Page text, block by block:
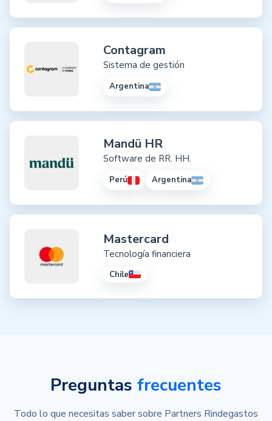
Argentina
Contagram
Sistema de gestión
Perú Argentina
Mandü HR
Software de RR. HH.
Chile
Mastercard
Tecnología financiera
Preguntas frecuentes
Todo lo que necesitas saber sobre Partners Rindegastos